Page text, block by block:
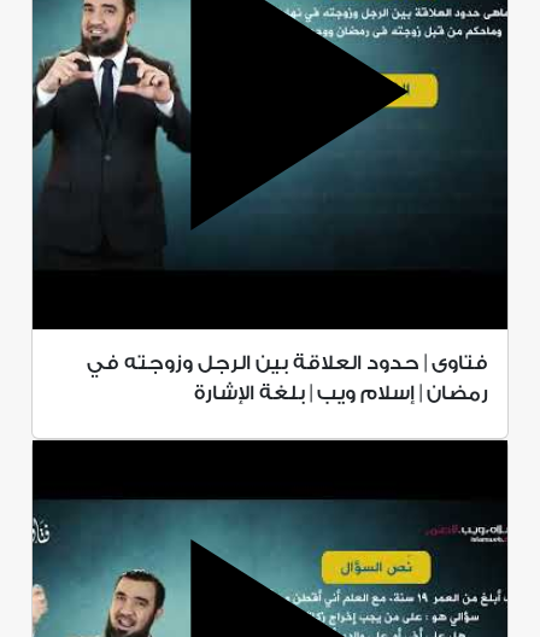
فتاوى | حدود العلاقة بين الرجل وزوجته في
رمضان | إسلام ويب | بلغة الإشارة